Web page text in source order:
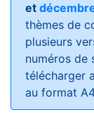
et
thèmes de
plusieurs
numéros de
télécharger
au format